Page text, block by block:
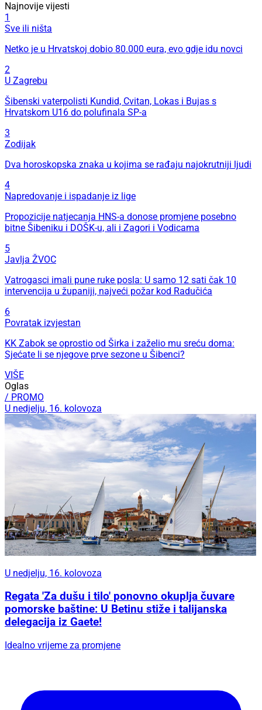
Najnovije vijesti
1
Sve ili ništa
Netko je u Hrvatskoj dobio 80.000 eura, evo gdje idu novci
2
U Zagrebu
Šibenski vaterpolisti Kundid, Cvitan, Lokas i Bujas s
Hrvatskom U16 do polufinala SP-a
3
Zodijak
Dva horoskopska znaka u kojima se rađaju najokrutniji ljudi
4
Napredovanje i ispadanje iz lige
Propozicije natjecanja HNS-a donose promjene posebno
bitne Šibeniku i DOŠK-u, ali i Zagori i Vodicama
5
Javlja ŽVOC
Vatrogasci imali pune ruke posla: U samo 12 sati čak 10
intervencija u županiji, najveći požar kod Radučića
6
Povratak izvjestan
KK Zabok se oprostio od Širka i zaželio mu sreću doma:
Sjećate li se njegove prve sezone u Šibenci?
VIŠE
Oglas
/ PROMO
U nedjelju, 16. kolovoza
U nedjelju, 16. kolovoza
Regata 'Za dušu i tilo' ponovno okuplja čuvare
pomorske baštine: U Betinu stiže i talijanska
delegacija iz Gaete!
Idealno vrijeme za promjene